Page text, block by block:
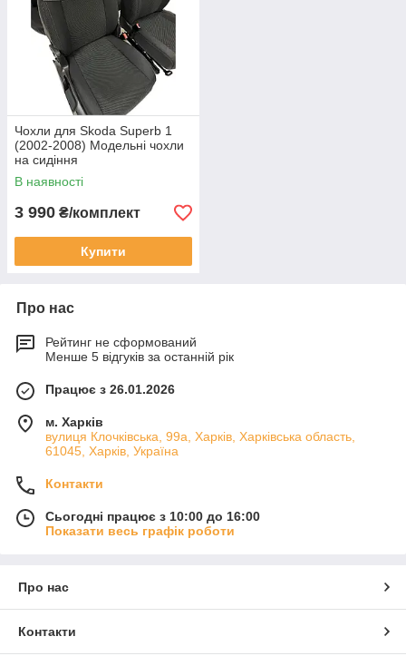
Чохли для Skoda Superb 1
(2002-2008) Модельні чохли
на сидіння
В наявності
3 990 ₴/комплект
Купити
Про нас
Рейтинг не сформований
Менше 5 відгуків за останній рік
Працює з 26.01.2026
м. Харків
вулиця Клочківська, 99а, Харків, Харківська область,
61045, Харків, Україна
Контакти
Сьогодні працює з 10:00 до 16:00
Показати весь графік роботи
Про нас
Контакти